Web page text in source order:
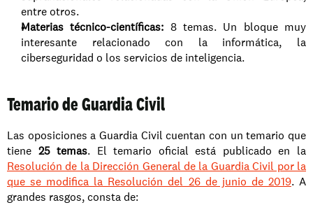
entre otros.
Materias técnico-científicas: 8 temas. Un bloque muy
interesante relacionado con la informática, la
ciberseguridad o los servicios de inteligencia.
Temario de Guardia Civil
Las oposiciones a Guardia Civil cuentan con un temario que
tiene 25 temas
Resolución de la Dirección General de la Guardia Civil por la
que se modifica la Resolución del 26 de junio de 2019. A
grandes rasgos, consta de: